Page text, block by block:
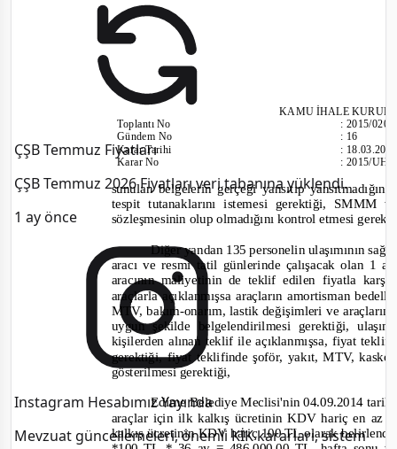
ÇŞB Temmuz Fiyatları
ÇŞB Temmuz 2026 Fiyatları veri tabanına yüklendi.
1 ay önce
Instagram Hesabımız Yayında
Mevzuat güncellemeleri, önemli KİK kararları, sistem
KAMU İHALE
ToplantıNo
Gündem No
Karar Tarihi
Karar No
:2015/020
: 16
:
:2015/
sunulan belgelerin gerçeği yansıtıp
tespit tutanaklarını istemesi gerektiği,
sözleşmesinin olup olmadığını kontrol etmesi
Diğer yandan 135 personelin ulaşımının
aracı ve resmi tatil günlerinde çalışacak olan
aracının maliyetinin de teklif edilen fiyatla
araçlarla açıklanmışsa araçların amortisman
MTV, bakım-onarım, lastik değişimleri ve
uygun şekilde belgelendirilmesi gerektiği,
kişilerden alınan teklif ile açıklanmışsa, fiyat
gerektiği, fiyat teklifinde şoför, yakıt, MTV,
gösterilmesi gerektiği,
Edirne Belediye Meclisi'nin 04.09.2014 tarih
araçlar için ilk kalkış ücretinin KDV hariç en
kalkış ücretinin KDV hariç 100 TL olarak